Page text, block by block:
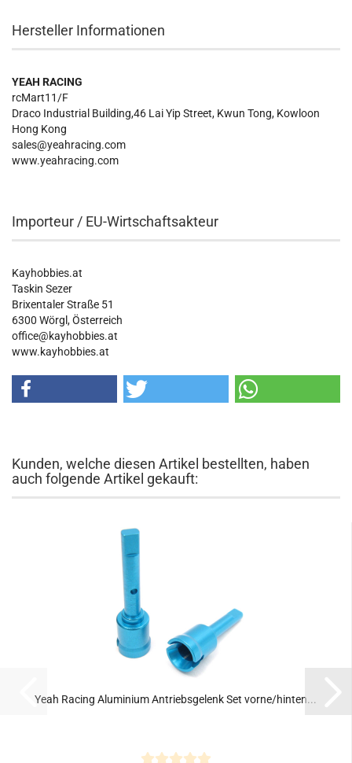
Hersteller Informationen
YEAH RACING
rcMart11/F
Draco Industrial Building,46 Lai Yip Street, Kwun Tong, Kowloon
Hong Kong
sales@yeahracing.com
www.yeahracing.com
Importeur / EU-Wirtschaftsakteur
Kayhobbies.at
Taskin Sezer
Brixentaler Straße 51
6300 Wörgl, Österreich
office@kayhobbies.at
www.kayhobbies.at
Kunden, welche diesen Artikel bestellten, haben
auch folgende Artikel gekauft:
Yeah Racing Aluminium Antriebsgelenk Set vorne/hinten...